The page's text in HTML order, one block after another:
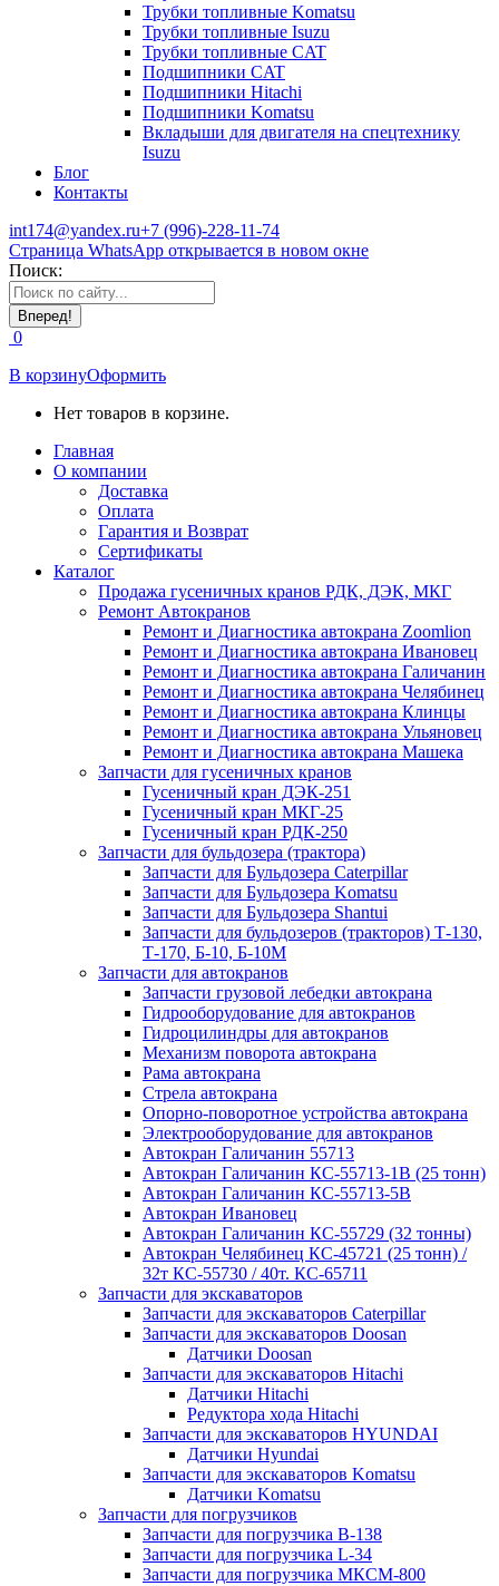
Трубки топливные Komatsu
Трубки топливные Isuzu
Трубки топливные CAT
Подшипники CAT
Подшипники Hitachi
Подшипники Komatsu
Вкладыши для двигателя на спецтехнику
Isuzu
Блог
Контакты
int174@yandex.ru+7 (996)-228-11-74
Страница WhatsApp открывается в новом окне
Поиск:
0
В корзинуОформить
Нет товаров в корзине.
Главная
О компании
Доставка
Оплата
Гарантия и Возврат
Сертификаты
Каталог
Продажа гусеничных кранов РДК, ДЭК, МКГ
Ремонт Автокранов
Ремонт и Диагностика автокрана Zoomlion
Ремонт и Диагностика автокрана Ивановец
Ремонт и Диагностика автокрана Галичанин
Ремонт и Диагностика автокрана Челябинец
Ремонт и Диагностика автокрана Клинцы
Ремонт и Диагностика автокрана Ульяновец
Ремонт и Диагностика автокрана Машека
Запчасти для гусеничных кранов
Гусеничный кран ДЭК-251
Гусеничный кран МКГ-25
Гусеничный кран РДК-250
Запчасти для бульдозера (трактора)
Запчасти для Бульдозера Caterpillar
Запчасти для Бульдозера Komatsu
Запчасти для Бульдозера Shantui
Запчасти для бульдозеров (тракторов) Т-130,
Т-170, Б-10, Б-10М
Запчасти для автокранов
Запчасти грузовой лебедки автокрана
Гидрооборудование для автокранов
Гидроцилиндры для автокранов
Механизм поворота автокрана
Рама автокрана
Стрела автокрана
Опорно-поворотное устройства автокрана
Электрооборудование для автокранов
Автокран Галичанин 55713
Автокран Галичанин КС-55713-1В (25 тонн)
Автокран Галичанин КС-55713-5В
Автокран Ивановец
Автокран Галичанин КС-55729 (32 тонны)
Автокран Челябинец КС-45721 (25 тонн) /
32т КС-55730 / 40т. КС-65711
Запчасти для экскаваторов
Запчасти для экскаваторов Caterpillar
Запчасти для экскаваторов Doosan
Датчики Doosan
Запчасти для экскаваторов Hitachi
Датчики Hitachi
Редуктора хода Hitachi
Запчасти для экскаваторов HYUNDAI
Датчики Hyundai
Запчасти для экскаваторов Komatsu
Датчики Komatsu
Запчасти для погрузчиков
Запчасти для погрузчика B-138
Запчасти для погрузчика L-34
Запчасти для погрузчика МКСМ-800